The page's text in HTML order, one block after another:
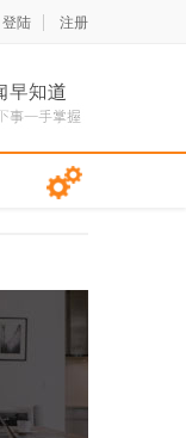
登陆 注册